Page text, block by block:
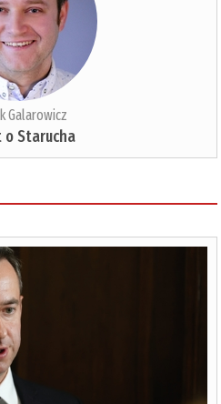
Galarowicz
o Starucha